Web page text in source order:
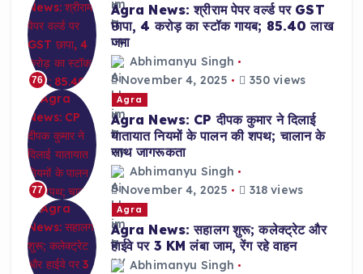
76
Agra News: श्रीराम पेपर वर्ल्ड पर GST
छापा, 4 करोड़ का स्टॉक गायब; 85.40 लाख
जमा
Abhimanyu Singh
November 4, 2025
350 views
77
Agra
Agra News: CP दीपक कुमार ने दिलाई
यातायात नियमों के पालन की शपथ; चालान के
साथ जागरूकता
Abhimanyu Singh
November 4, 2025
318 views
Agra
Agra News: सहालग शुरू; कलेक्ट्रेट और
हाईवे पर 3 KM लंबा जाम, रेंग रहे वाहन
Abhimanyu Singh